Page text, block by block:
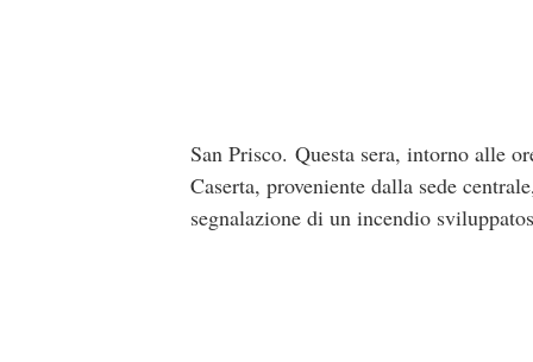
San Prisco. Questa sera, intorno alle
Caserta, proveniente dalla sede
segnalazione di un incendio